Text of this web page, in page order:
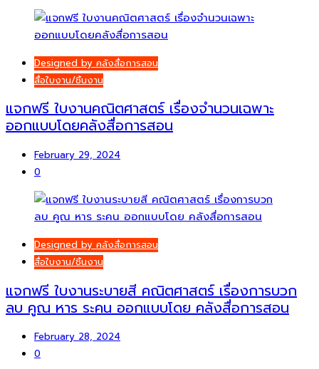
Designed by คลังสื่อการสอน
สื่อใบงาน/ชิ้นงาน
แจกฟรี ใบงานคณิตศาสตร์ เรื่องจำนวนเฉพาะ
ออกแบบโดยคลังสื่อการสอน
February 29, 2024
0
Designed by คลังสื่อการสอน
สื่อใบงาน/ชิ้นงาน
แจกฟรี ใบงานระบายสี คณิตศาสตร์ เรื่องการบวก
ลบ คูณ หาร ระคน ออกแบบโดย คลังสื่อการสอน
February 28, 2024
0